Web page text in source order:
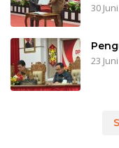
30
23